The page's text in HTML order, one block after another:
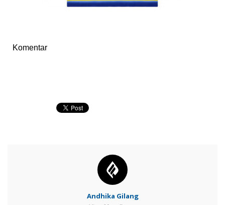
Komentar
Andhika Gilang